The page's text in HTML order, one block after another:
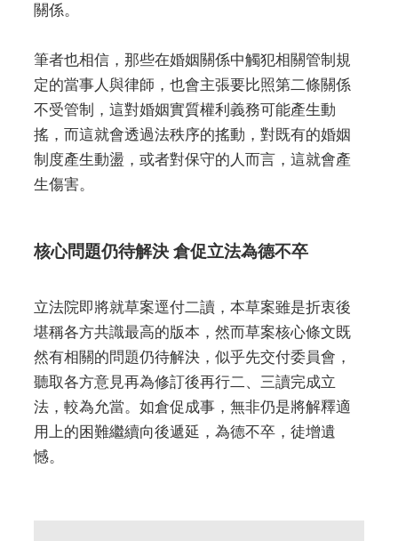
關係。
筆者也相信，那些在婚姻關係中觸犯相關管制規
定的當事人與律師，也會主張要比照第二條關係
不受管制，這對婚姻實質權利義務可能產生動
搖，而這就會透過法秩序的搖動，對既有的婚姻
制度產生動盪，或者對保守的人而言，這就會產
生傷害。
核心問題仍待解決 倉促立法為德不卒
立法院即將就草案逕付二讀，本草案雖是折衷後
堪稱各方共識最高的版本，然而草案核心條文既
然有相關的問題仍待解決，似乎先交付委員會，
聽取各方意見再為修訂後再行二、三讀完成立
法，較為允當。如倉促成事，無非仍是將解釋適
用上的困難繼續向後遞延，為德不卒，徒增遺
憾。